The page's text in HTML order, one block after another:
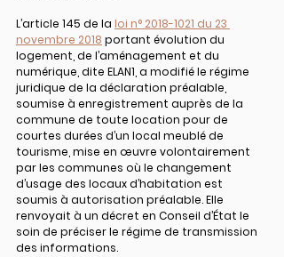
L’article 145 de la loi n° 2018-1021 du 23
novembre 2018 portant évolution du
logement, de l’aménagement et du
numérique, dite ELAN1, a modifié le régime
juridique de la déclaration préalable,
soumise à enregistrement auprès de la
commune de toute location pour de
courtes durées d’un local meublé de
tourisme, mise en œuvre volontairement
par les communes où le changement
d’usage des locaux d’habitation est
soumis à autorisation préalable. Elle
renvoyait à un décret en Conseil d’État le
soin de préciser le régime de transmission
des informations.